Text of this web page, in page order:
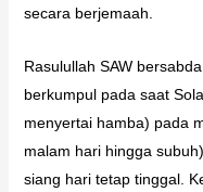
secara berjemaah.
Rasulullah SAW
berkumpul pada saat
menyertai hamba) pada
malam hari hingga
siang hari tetap tinggal.